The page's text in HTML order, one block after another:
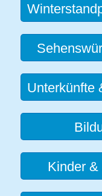
Unterkünfte
Kinder &